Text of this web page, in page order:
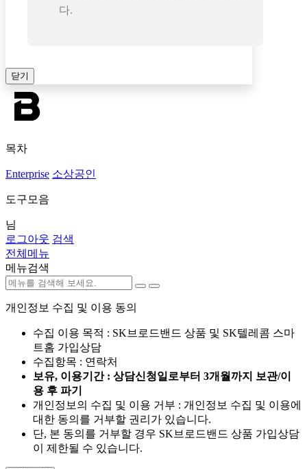
다.
닫기
목차
Enterprise 소상공인
도구모음
님
로그아웃 검색
전체메뉴
메뉴검색
개인정보 수집 및 이용 동의
수집 이용 목적 : SK브로드밴드 상품 및 SK텔레콤 스마
트홈 가입상담
수집항목 : 연락처
보유, 이용기간 : 상담신청일로부터 3개월까지 보관/이
용 후 파기
개인정보의 수집 및 이용 거부 : 개인정보 수집 및 이용에
대한 동의를 거부할 권리가 있습니다.
단, 본 동의를 거부할 경우 SK브로드밴드 상품 가입상담
이 제한될 수 있습니다.